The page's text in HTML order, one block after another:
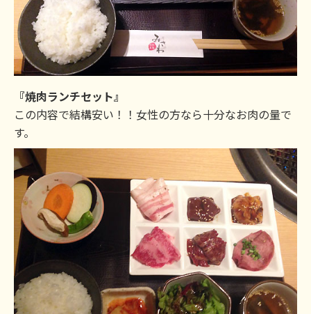
『焼肉ランチセット』
この内容で結構安い！！女性の方なら十分なお肉の量で
す。